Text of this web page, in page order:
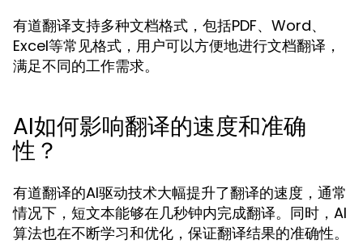
有道翻译支持多种文档格式，包括PDF、Word、
Excel等常见格式，用户可以方便地进行文档翻译，
满足不同的工作需求。
AI如何影响翻译的速度和准确
性？
有道翻译的AI驱动技术大幅提升了翻译的速度，通常
情况下，短文本能够在几秒钟内完成翻译。同时，AI
算法也在不断学习和优化，保证翻译结果的准确性。